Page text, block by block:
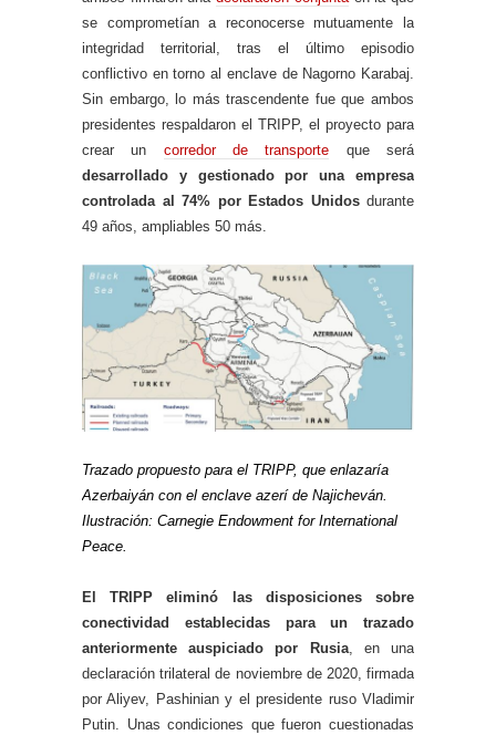
se comprometían a reconocerse mutuamente la
integridad territorial, tras el último episodio
conflictivo en torno al enclave de Nagorno Karabaj.
Sin embargo, lo más trascendente fue que ambos
presidentes respaldaron el TRIPP, el proyecto para
crear un corredor de transporte que será
desarrollado y gestionado por una empresa
controlada al 74% por Estados Unidosdurante
49 años, ampliables 50 más.
Trazado propuesto para el TRIPP, que enlazaría
Azerbaiyán con el enclave azerí de Najicheván.
Ilustración: Carnegie Endowment for International
Peace.
El TRIPP eliminó las disposiciones sobre
conectividad establecidas para un trazado
anteriormente auspiciado por Rusia, en una
declaración trilateral de noviembre de 2020, firmada
por Aliyev, Pashinian y el presidente ruso Vladimir
Putin. Unas condiciones que fueron cuestionadas